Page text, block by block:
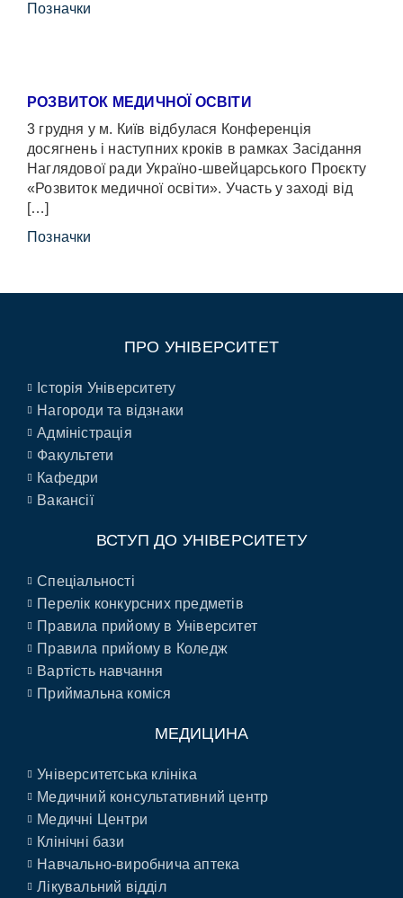
Позначки
РОЗВИТОК МЕДИЧНОЇ ОСВІТИ
3 грудня у м. Київ відбулася Конференція
досягнень і наступних кроків в рамках Засідання
Наглядової ради Україно-швейцарського Проєкту
«Розвиток медичної освіти». Участь у заході від
[…]
Позначки
ПРО УНІВЕРСИТЕТ
Історія Університету
Нагороди та відзнаки
Адміністрація
Факультети
Кафедри
Вакансії
ВСТУП ДО УНІВЕРСИТЕТУ
Спеціальності
Перелік конкурсних предметів
Правила прийому в Університет
Правила прийому в Коледж
Вартість навчання
Приймальна коміся
МЕДИЦИНА
Університетська клініка
Медичний консультативний центр
Медичні Центри
Клінічні бази
Навчально-виробнича аптека
Лікувальний відділ